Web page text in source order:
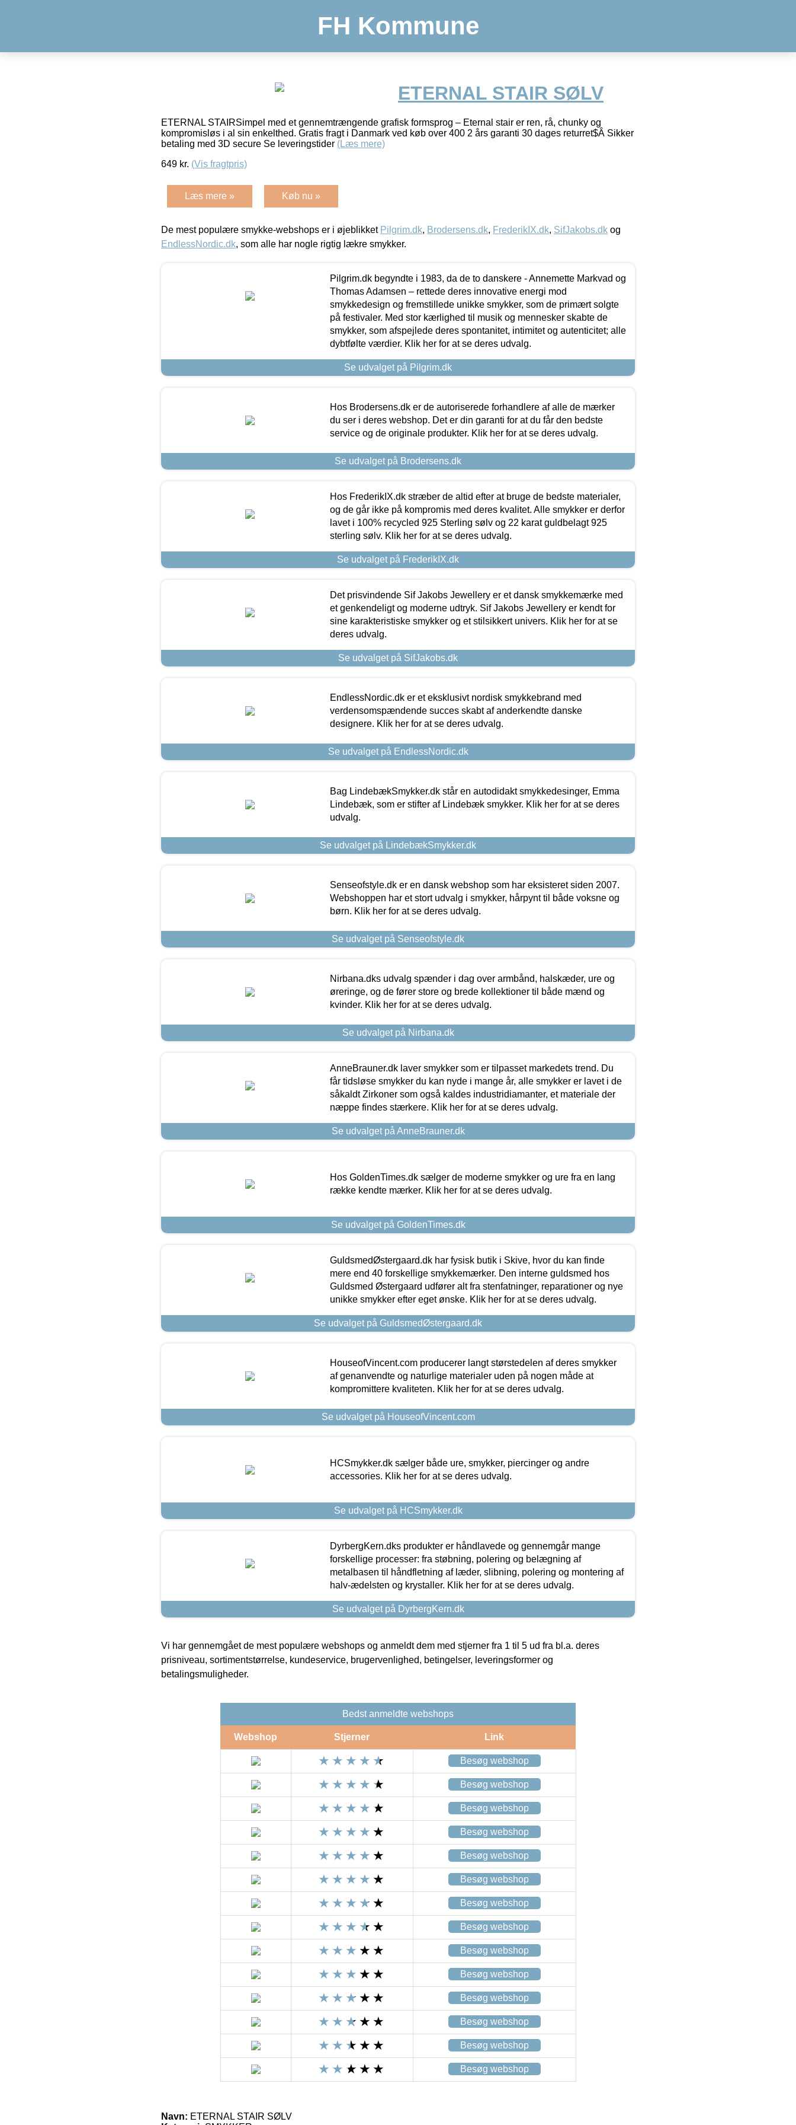
FH Kommune
ETERNAL STAIR SØLV
ETERNAL STAIRSimpel med et gennemtrængende grafisk formsprog – Eternal stair er ren, rå, chunky og
kompromisløs i al sin enkelthed. Gratis fragt i Danmark ved køb over 400 2 års garanti 30 dages returret$Â Sikker
betaling med 3D secure Se leveringstider (Læs mere)
649 kr. (Vis fragtpris)
Læs mere » Køb nu »
De mest populære smykke-webshops er i øjeblikket Pilgrim.dk, Brodersens.dk, FrederikIX.dk, SifJakobs.dk og
EndlessNordic.dk, som alle har nogle rigtig lækre smykker.
Pilgrim.dk begyndte i 1983, da de to danskere - Annemette Markvad og
Thomas Adamsen – rettede deres innovative energi mod
smykkedesign og fremstillede unikke smykker, som de primært solgte
på festivaler. Med stor kærlighed til musik og mennesker skabte de
smykker, som afspejlede deres spontanitet, intimitet og autenticitet; alle
dybtfølte værdier. Klik her for at se deres udvalg.
Se udvalget på Pilgrim.dk
Hos Brodersens.dk er de autoriserede forhandlere af alle de mærker
du ser i deres webshop. Det er din garanti for at du får den bedste
service og de originale produkter. Klik her for at se deres udvalg.
Se udvalget på Brodersens.dk
Hos FrederikIX.dk stræber de altid efter at bruge de bedste materialer,
og de går ikke på kompromis med deres kvalitet. Alle smykker er derfor
lavet i 100% recycled 925 Sterling sølv og 22 karat guldbelagt 925
sterling sølv. Klik her for at se deres udvalg.
Se udvalget på FrederikIX.dk
Det prisvindende Sif Jakobs Jewellery er et dansk smykkemærke med
et genkendeligt og moderne udtryk. Sif Jakobs Jewellery er kendt for
sine karakteristiske smykker og et stilsikkert univers. Klik her for at se
deres udvalg.
Se udvalget på SifJakobs.dk
EndlessNordic.dk er et eksklusivt nordisk smykkebrand med
verdensomspændende succes skabt af anderkendte danske
designere. Klik her for at se deres udvalg.
Se udvalget på EndlessNordic.dk
Bag LindebækSmykker.dk står en autodidakt smykkedesinger, Emma
Lindebæk, som er stifter af Lindebæk smykker. Klik her for at se deres
udvalg.
Se udvalget på LindebækSmykker.dk
Senseofstyle.dk er en dansk webshop som har eksisteret siden 2007.
Webshoppen har et stort udvalg i smykker, hårpynt til både voksne og
børn. Klik her for at se deres udvalg.
Se udvalget på Senseofstyle.dk
Nirbana.dks udvalg spænder i dag over armbånd, halskæder, ure og
øreringe, og de fører store og brede kollektioner til både mænd og
kvinder. Klik her for at se deres udvalg.
Se udvalget på Nirbana.dk
AnneBrauner.dk laver smykker som er tilpasset markedets trend. Du
får tidsløse smykker du kan nyde i mange år, alle smykker er lavet i de
såkaldt Zirkoner som også kaldes industridiamanter, et materiale der
næppe findes stærkere. Klik her for at se deres udvalg.
Se udvalget på AnneBrauner.dk
Hos GoldenTimes.dk sælger de moderne smykker og ure fra en lang
række kendte mærker. Klik her for at se deres udvalg.
Se udvalget på GoldenTimes.dk
GuldsmedØstergaard.dk har fysisk butik i Skive, hvor du kan finde
mere end 40 forskellige smykkemærker. Den interne guldsmed hos
Guldsmed Østergaard udfører alt fra stenfatninger, reparationer og nye
unikke smykker efter eget ønske. Klik her for at se deres udvalg.
Se udvalget på GuldsmedØstergaard.dk
HouseofVincent.com producerer langt størstedelen af deres smykker
af genanvendte og naturlige materialer uden på nogen måde at
kompromittere kvaliteten. Klik her for at se deres udvalg.
Se udvalget på HouseofVincent.com
HCSmykker.dk sælger både ure, smykker, piercinger og andre
accessories. Klik her for at se deres udvalg.
Se udvalget på HCSmykker.dk
DyrbergKern.dks produkter er håndlavede og gennemgår mange
forskellige processer: fra støbning, polering og belægning af
metalbasen til håndfletning af læder, slibning, polering og montering af
halv-ædelsten og krystaller. Klik her for at se deres udvalg.
Se udvalget på DyrbergKern.dk
Vi har gennemgået de mest populære webshops og anmeldt dem med stjerner fra 1 til 5 ud fra bl.a. deres
prisniveau, sortimentstørrelse, kundeservice, brugervenlighed, betingelser, leveringsformer og
betalingsmuligheder.
Bedst anmeldte webshops
Webshop Stjerner Link
Besøg webshop
Besøg webshop
Besøg webshop
Besøg webshop
Besøg webshop
Besøg webshop
Besøg webshop
Besøg webshop
Besøg webshop
Besøg webshop
Besøg webshop
Besøg webshop
Besøg webshop
Besøg webshop
Navn: ETERNAL STAIR SØLV